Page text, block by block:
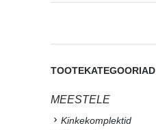
TOOTEKATEGOORIAD
MEESTELE
Kinkekomplektid